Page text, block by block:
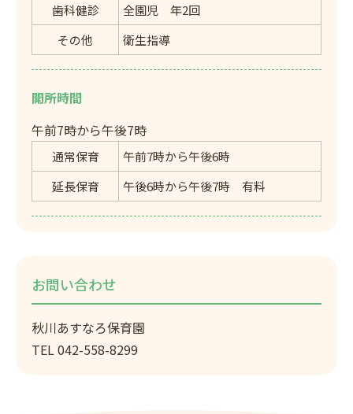
歯科健診
全園児 年2回
その他
衛生指導
開所時間
午前7時から午後7時
通常保育
午前7時から午後6時
延長保育
午後6時から午後7時 有料
お問い合わせ
秋川あすなろ保育園
TEL 042-558-8299